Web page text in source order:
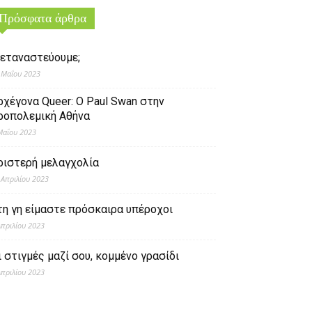
άρθρα
2023
Queer: O Paul Swan στην
Αθήνα
2023
μελαγχολία
2023
γη είμαστε πρόσκαιρα υπέροχοι
2023
στιγμές μαζί σου, κομμένο γρασίδι
2023